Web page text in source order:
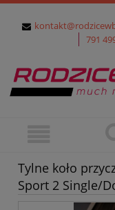
791
Tylne koło
Sport 2 Single/